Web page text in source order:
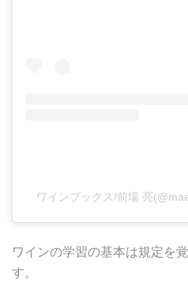
ワインブックス/前場 亮
ワインの学習の基本は規定を
す。